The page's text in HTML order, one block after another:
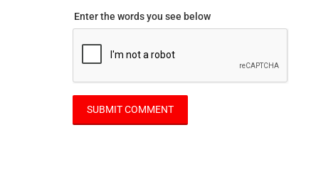
Enter the words you see below